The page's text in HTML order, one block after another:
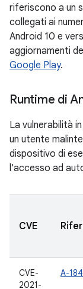
riferiscono a un
collegati ai
Android 10 e
aggiornamenti
Google Play.
Runtime di
La vulnerabilità
un utente
dispositivo di
l'accesso ad
CVE
CVE-
2021-
A-